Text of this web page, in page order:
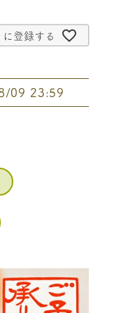
登録する
09 23:59